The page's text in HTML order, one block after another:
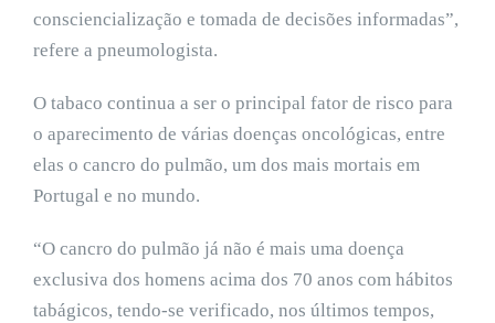
consciencialização e tomada de decisões informadas”,
refere a pneumologista.
O tabaco continua a ser o principal fator de risco para
o aparecimento de várias doenças oncológicas, entre
elas o cancro do pulmão, um dos mais mortais em
Portugal e no mundo.
“O cancro do pulmão já não é mais uma doença
exclusiva dos homens acima dos 70 anos com hábitos
tabágicos, tendo-se verificado, nos últimos tempos,